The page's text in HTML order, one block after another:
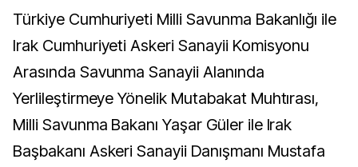
Türkiye Cumhuriyeti Milli Savunma Bakanlığı ile
Irak Cumhuriyeti Askeri Sanayii Komisyonu
Arasında Savunma Sanayii Alanında
Yerlileştirmeye Yönelik Mutabakat Muhtırası,
Milli Savunma Bakanı Yaşar Güler ile Irak
Başbakanı Askeri Sanayii Danışmanı Mustafa